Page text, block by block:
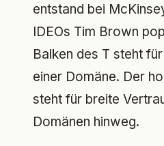
entstand bei
IDEOs Tim Brown
Balken des T steht
einer Domäne. Der
steht für breite
Domänen hinweg.